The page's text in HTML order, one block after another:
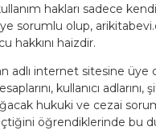
hakları sadece
sorumlu olup,
hakkını haizdir.
adlı internet sitesine
kullanıcı
hukuki ve cezai
öğrendiklerinde